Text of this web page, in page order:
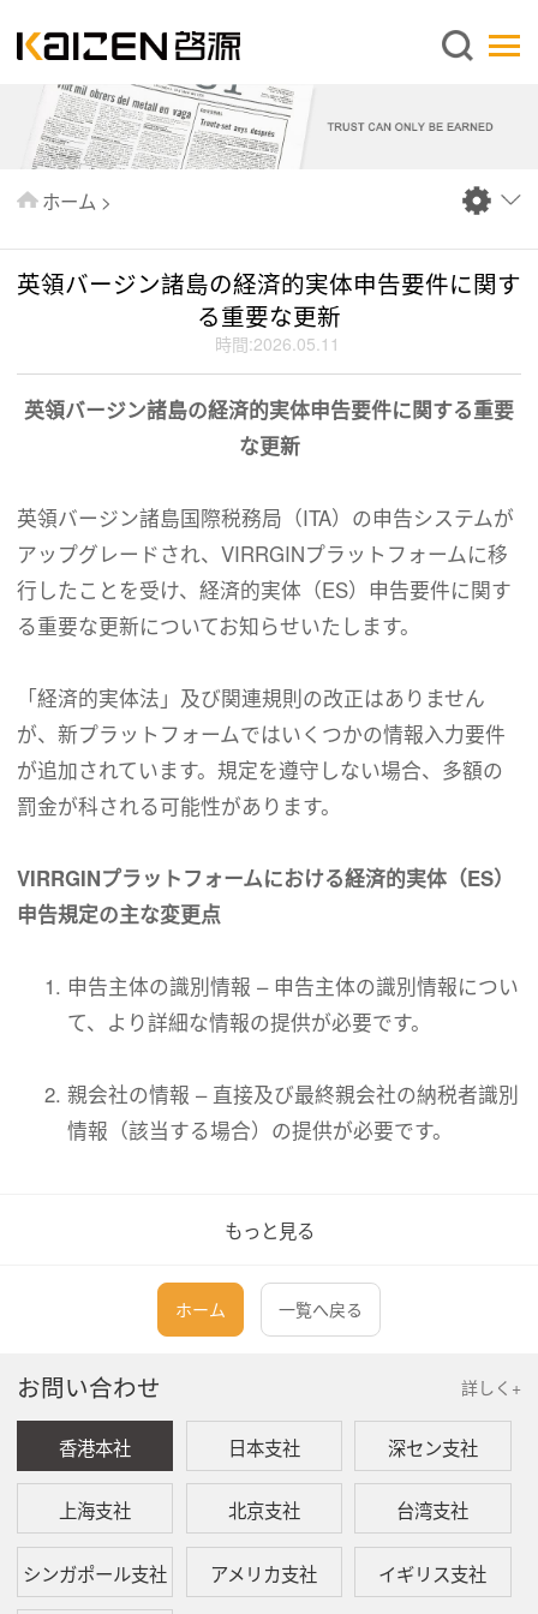
日本語
企業情報
事業内容
出版物
よくあるご質問
お問い合わせ
ホーム >
英領バージン諸島の経済的実体申告要件に関す
る重要な更新
時間:2026.05.11
英領バージン諸島の経済的実体申告要件に関する重要
な更新
英領バージン諸島国際税務局（ITA）の申告システムが
アップグレードされ、VIRRGINプラットフォームに移
行したことを受け、経済的実体（ES）申告要件に関す
る重要な更新についてお知らせいたします。
「経済的実体法」及び関連規則の改正はありません
が、新プラットフォームではいくつかの情報入力要件
が追加されています。規定を遵守しない場合、多額の
罰金が科される可能性があります。
VIRRGINプラットフォームにおける経済的実体（ES）
申告規定の主な変更点
申告主体の識別情報 – 申告主体の識別情報につい
て、より詳細な情報の提供が必要です。
親会社の情報 – 直接及び最終親会社の納税者識別
情報（該当する場合）の提供が必要です。
を提供する必要があります。
実質的支配者の種類
納税者番号（TIN）
当該TINを発行した管轄区域又は当局
関連活動を行う企業は、以下の補足情報を提供す
る必要があります。
従業員に関する情報
会議
請負委託
もっと見る
ホーム 一覧へ戻る
詳しく+
お問い合わせ
香港本社 日本支社 深セン支社
上海支社 北京支社 台湾支社
シンガポール支社 アメリカ支社 イギリス支社